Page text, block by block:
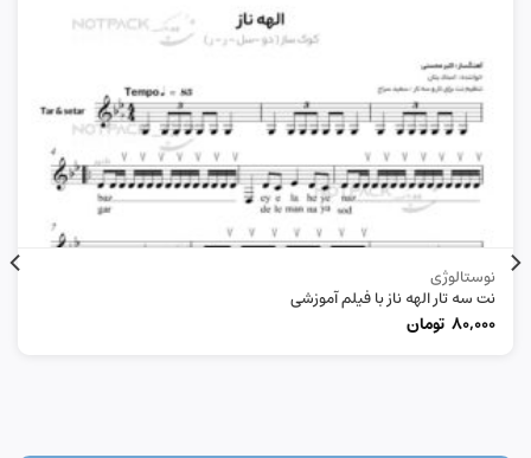
نوستالوژی
نت سه تار الهه ناز با فیلم آموزشی
80,000 تومان